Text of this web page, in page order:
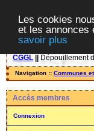
Les cookies
et les annonces
savoir plus
CGGL Dépouillement
Navigation :: Communes
Accès membres
Connexion